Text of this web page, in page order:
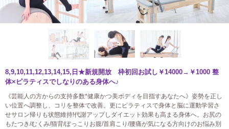
8,9,10,11,12,13,14,15,日★新規開放 枠初回お試し￥14000→￥1000 整
体×ピラティスでしなりのある身体へ♪
《芸能人の方からの支持多数*健康かつ美ボディを目指すあなたへ》姿勢を正し
い位置へ調整し、コリを整体で改善。更にピラティスで身体と脳に運動学習さ
せサロン帰りも状態維持!代謝アップしダイエット効果も高まる身体へ。お尻の
もたつき/むくみ/猫背/ぽっこりお腹/首肩こり/腰痛が気になる方向けのお悩み別